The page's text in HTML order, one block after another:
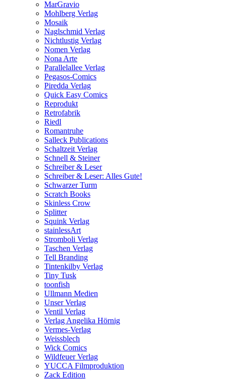
MarGravio
Mohlberg Verlag
Mosaik
Naglschmid Verlag
Nichtlustig Verlag
Nomen Verlag
Nona Arte
Parallelallee Verlag
Pegasos-Comics
Piredda Verlag
Quick Easy Comics
Reprodukt
Retrofabrik
Riedl
Romantruhe
Salleck Publications
Schaltzeit Verlag
Schnell & Steiner
Schreiber & Leser
Schreiber & Leser: Alles Gute!
Schwarzer Turm
Scratch Books
Skinless Crow
Splitter
Squink Verlag
stainlessArt
Stromboli Verlag
Taschen Verlag
Tell Branding
Tintenkilby Verlag
Tiny Tusk
toonfish
Ullmann Medien
Unser Verlag
Ventil Verlag
Verlag Angelika Hörnig
Vermes-Verlag
Weissblech
Wick Comics
Wildfeuer Verlag
YUCCA Filmproduktion
Zack Edition